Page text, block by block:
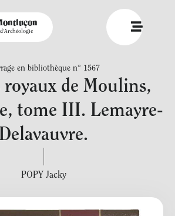
en bibliothèque n° 1567
royaux de Moulins,
tome III. Lemayre-
Delavauvre.
POPY Jacky